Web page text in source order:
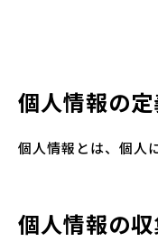
個人情報の
個人情報とは、個人
個人情報の